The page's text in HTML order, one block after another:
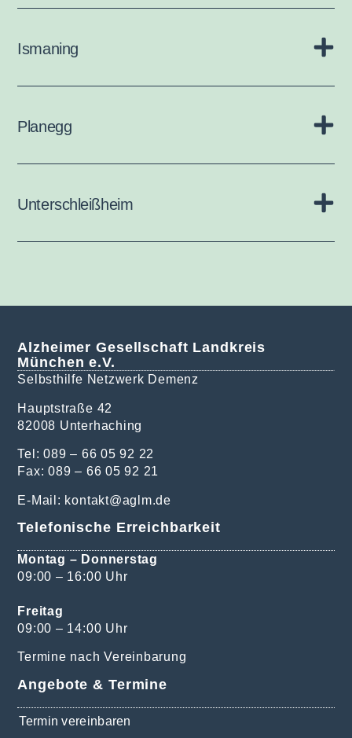
Ismaning
Planegg
Unterschleißheim
Alzheimer Gesellschaft Landkreis
München e.V.
Selbsthilfe Netzwerk Demenz
Hauptstraße 42
82008 Unterhaching
Tel: 089 – 66 05 92 22
Fax: 089 – 66 05 92 21
E-Mail: kontakt@aglm.de
Telefonische Erreichbarkeit
Montag – Donnerstag
09:00 – 16:00 Uhr
Freitag
09:00 – 14:00 Uhr
Termine nach Vereinbarung
Angebote & Termine
Termin vereinbaren